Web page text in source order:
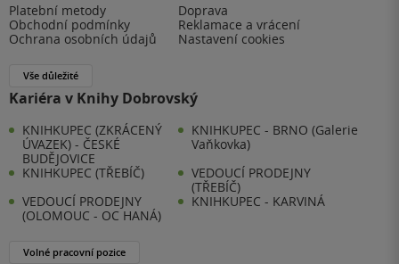
Platební metody
Doprava
Obchodní podmínky
Reklamace a vrácení
Ochrana osobních údajů
Nastavení cookies
Vše důležité
Kariéra v Knihy Dobrovský
KNIHKUPEC (ZKRÁCENÝ
ÚVAZEK) - ČESKÉ
BUDĚJOVICE
KNIHKUPEC - BRNO (Galerie
Vaňkovka)
KNIHKUPEC (TŘEBÍČ)
VEDOUCÍ PRODEJNY
(TŘEBÍČ)
VEDOUCÍ PRODEJNY
(OLOMOUC - OC HANÁ)
KNIHKUPEC - KARVINÁ
Volné pracovní pozice